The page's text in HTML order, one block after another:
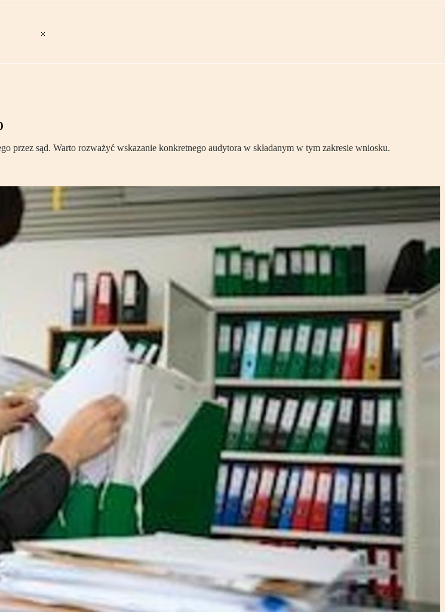
przez sąd. Warto rozważyć wskazanie konkretnego audytora w składanym w tym zakresie wniosku.